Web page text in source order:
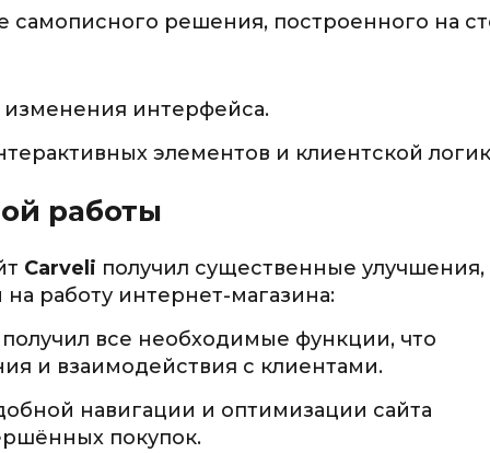
самописного решения, построенного на
изменения интерфейса.
элементов и клиентской
работы
Carveli получил существенные улучшения,
работу интернет-магазина:
получил все необходимые функции, что
и взаимодействия с клиентами.
навигации и оптимизации сайта
покупок.